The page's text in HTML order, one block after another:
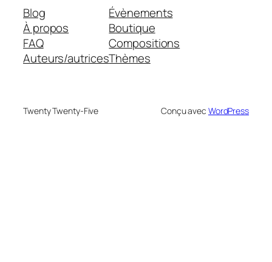
Blog
À propos
FAQ
Auteurs/autrices
Évènements
Boutique
Compositions
Thèmes
Twenty Twenty-Five Conçu avec WordPress